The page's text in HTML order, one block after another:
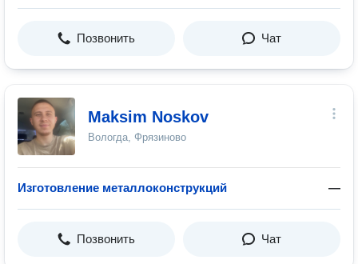
Позвонить Чат
Maksim Noskov
Вологда, Фрязиново
Изготовление металлоконструкций —
Позвонить Чат